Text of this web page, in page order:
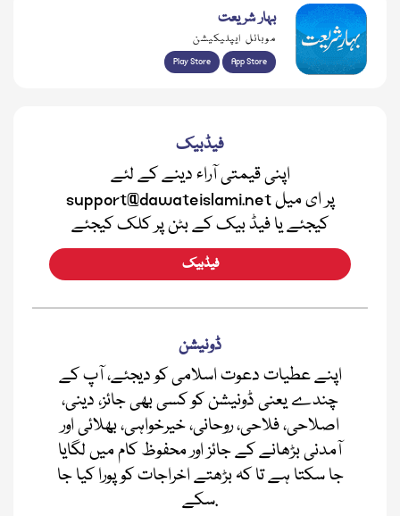
بہار شریعت
موبائل ایپلیکیشن
Play Store App Store
فیڈبیک
اپنی قیمتی آراء دینے کے لئے
support@dawateislami.net پر ای میل
کیجئے یا فیڈ بیک کے بٹن پر کلک کیجئے
فیڈبیک
ڈونیشن
اپنے عطیات دعوت اسلامی کو دیجئے، آپ کے
چندے یعنی ڈونیشن کو کسی بھی جائز، دینی،
اصلاحی، فلاحی، روحانی، خیرخواہی، بھلائی اور
آمدنی بڑھانے کے جائز اور محفوظ کام میں لگایا
جا سکتا ہے تا کہ بڑھتے اخراجات کو پورا کیا جا
سکے.